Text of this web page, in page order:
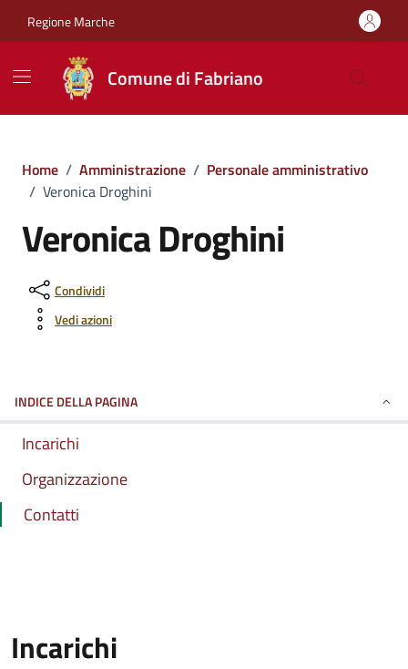
Regione Marche
Comune di Fabriano
Home / Amministrazione / Personale amministrativo
/ Veronica Droghini
Veronica Droghini
Condividi
Vedi azioni
INDICE DELLA PAGINA
Incarichi
Organizzazione
Contatti
Incarichi